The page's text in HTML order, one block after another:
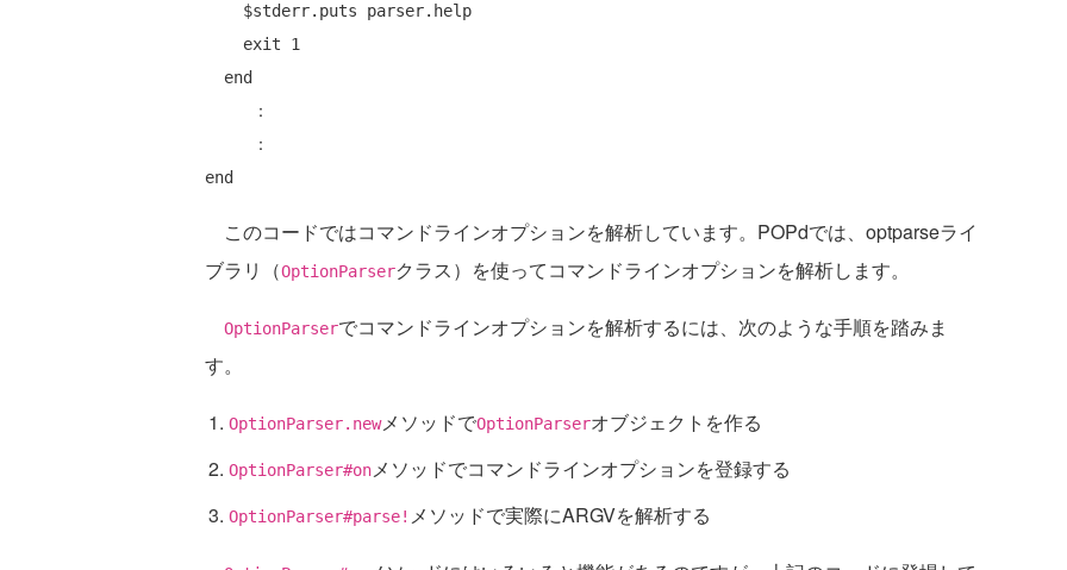
end
end
このコードではコマンドラインオプションを解析しています。POPdでは、optparseライ
ブラリ（OptionParserクラス）を使ってコマンドラインオプションを解析します。
OptionParserでコマンドラインオプションを解析するには、次のような手順を踏みま
す。
OptionParser.newメソッドでOptionParserオブジェクトを作る
OptionParser#onメソッドでコマンドラインオプションを登録する
OptionParser#parse! メソッドで実際にARGVを解析する